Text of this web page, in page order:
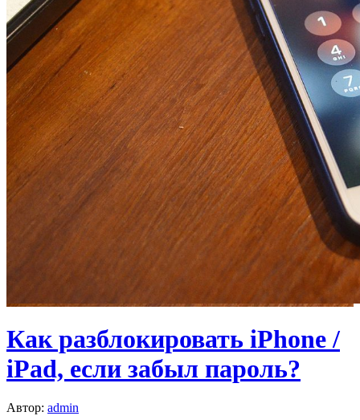
Как разблокировать iPhone /
iPad, если забыл пароль?
Автор: admin